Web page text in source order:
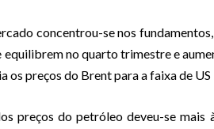
concentrou-se nos
equilibrem no quarto trimestre e
os preços do Brent para a faixa de
preços do petróleo deveu-se